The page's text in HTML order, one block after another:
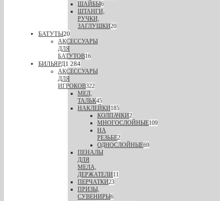
ШАЙБЫ6
ШТАНГИ,
РУЧКИ,
ЗАГЛУШКИ20
БАТУТЫ20
АКСЕССУАРЫ
ДЛЯ
БАТУТОВ16
БИЛЬЯРД1 284
АКСЕССУАРЫ
ДЛЯ
ИГРОКОВ322
МЕЛ,
ТАЛЬК45
НАКЛЕЙКИ185
КОЛПАЧКИ2
МНОГОСЛОЙНЫЕ109
НА
РЕЗЬБЕ2
ОДНОСЛОЙНЫЕ69
ПЕНАЛЫ
ДЛЯ
МЕЛА,
ДЕРЖАТЕЛИ11
ПЕРЧАТКИ23
ПРИЗЫ,
СУВЕНИРЫ6